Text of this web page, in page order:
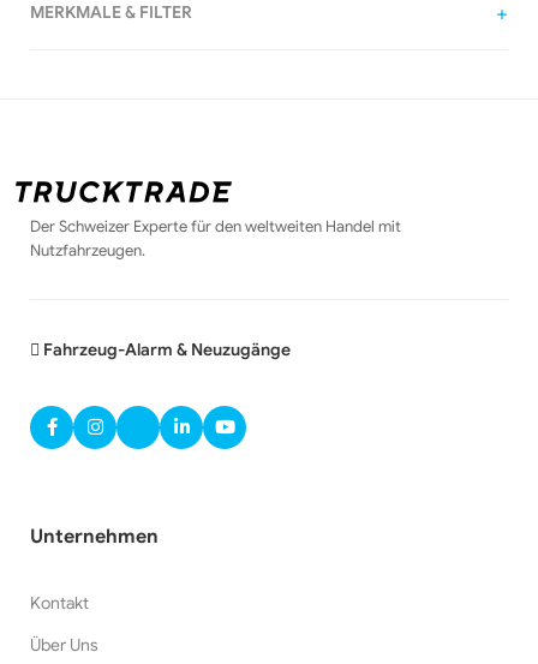
MERKMALE & FILTER
Der Schweizer Experte für den weltweiten Handel mit
Nutzfahrzeugen.
Fahrzeug-Alarm & Neuzugänge
Unternehmen
Kontakt
Über Uns